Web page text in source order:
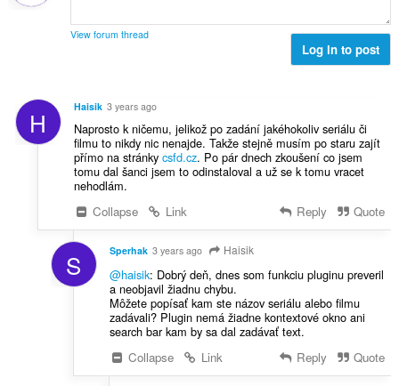
:u
l
:
i
u
l
è
i
r
h
u
l
e
g
è
i
r
:
View forum thread
Log in to post
H Haisik 3 years ago
Naprosto k ničemu, jelikož po zadání jakéhokoliv seriálu či
filmu to nikdy nic nenajde. Takže stejně musím po staru zajít
přímo na stránky csfd.cz. Po pár dnech zkoušení co jsem
tomu dal šanci jsem to odinstaloval a už se k tomu vracet
nehodlám.
Collapse
Link Reply Quote
S Sperhak 3 years ago Haisik
@haisik: Dobrý deň, dnes som funkciu pluginu preveril
a neobjavil žiadnu chybu.
Môžete popísať kam ste názov seriálu alebo filmu
zadávali? Plugin nemá žiadne kontextové okno ani
search bar kam by sa dal zadávať text.
Collapse
Link Reply Quote